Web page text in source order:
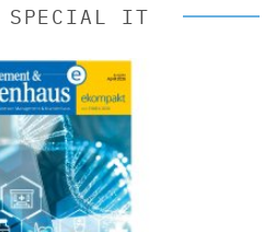
SPECIAL IT